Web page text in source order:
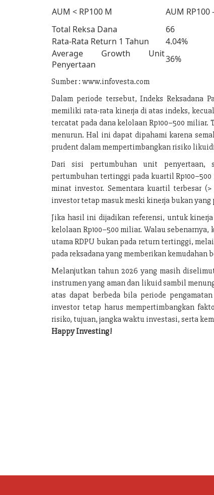
AUM < RP100 M
AUM RP100
Total Reksa Dana
66
Rata-Rata Return 1 Tahun
4.04%
Average Growth Unit
Penyertaan
36%
Sumber : www.infovesta.com
Dalam periode tersebut, Indeks Reksadana
memiliki rata-rata kinerja di atas indeks,
tercatat pada dana kelolaan Rp100–500
menurun. Hal ini dapat dipahami karena
prudent dalam mempertimbangkan risiko
Dari sisi pertumbuhan unit penyertaan,
pertumbuhan tertinggi pada kuartil
minat investor. Sementara kuartil terbesar
investor tetap masuk meski kinerja bukan
Jika hasil ini dijadikan referensi, untuk
kelolaan Rp100–500 miliar. Walau
utama RDPU bukan pada return tertinggi,
pada reksadana yang memberikan kemudahan
Melanjutkan tahun 2026 yang masih
instrumen yang aman dan likuid sambil
atas dapat berbeda bila periode
investor tetap harus mempertimbangkan
risiko, tujuan, jangka waktu investasi, serta
Happy Investing!